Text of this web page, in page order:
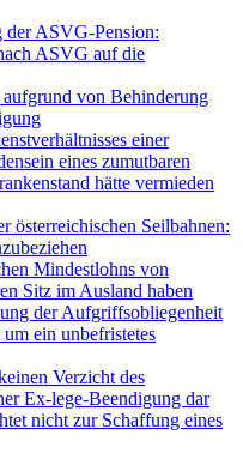
der ASVG-Pension:
ASVG auf die
von Behinderung
einer
eines zumutbaren
hätte vermieden
österreichischen Seilbahnen:
Mindestlohns von
Sitz im Ausland haben
der Aufgriffsobliegenheit
ein unbefristetes
Verzicht des
Ex-lege-Beendigung dar
nicht zur Schaffung eines